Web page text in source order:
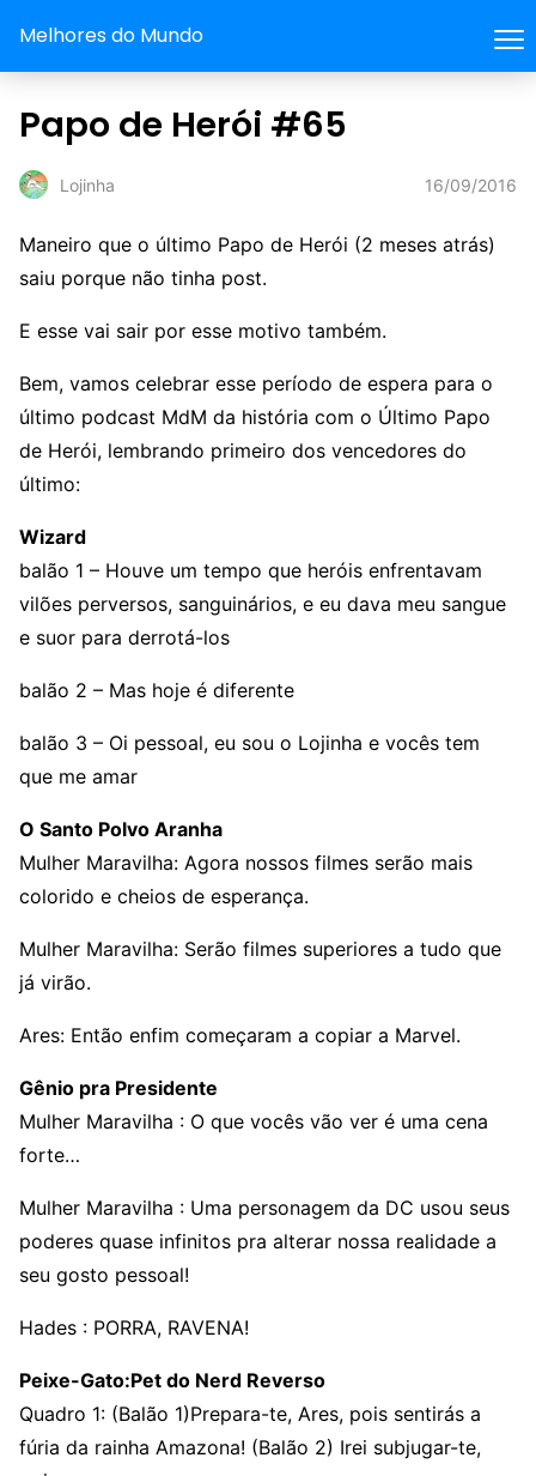
Melhores do Mundo
Papo de Herói #65
Lojinha 16/09/2016
Maneiro que o último Papo de Herói (2 meses atrás)
saiu porque não tinha post.
E esse vai sair por esse motivo também.
Bem, vamos celebrar esse período de espera para o
último podcast MdM da história com o Último Papo
de Herói, lembrando primeiro dos vencedores do
último:
Wizard
balão 1 – Houve um tempo que heróis enfrentavam
vilões perversos, sanguinários, e eu dava meu sangue
e suor para derrotá-los
balão 2 – Mas hoje é diferente
balão 3 – Oi pessoal, eu sou o Lojinha e vocês tem
que me amar
O Santo Polvo Aranha
Mulher Maravilha: Agora nossos filmes serão mais
colorido e cheios de esperança.
Mulher Maravilha: Serão filmes superiores a tudo que
já virão.
Ares: Então enfim começaram a copiar a Marvel.
Gênio pra Presidente
Mulher Maravilha : O que vocês vão ver é uma cena
forte…
Mulher Maravilha : Uma personagem da DC usou seus
poderes quase infinitos pra alterar nossa realidade a
seu gosto pessoal!
Hades : PORRA, RAVENA!
Peixe-Gato:Pet do Nerd Reverso
Quadro 1: (Balão 1)Prepara-te, Ares, pois sentirás a
fúria da rainha Amazona! (Balão 2) Irei subjugar-te,